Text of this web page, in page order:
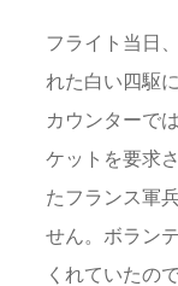
フライト当日
れた白い四駆
カウンターで
ケットを要求
たフランス軍
せん。ボラン
くれていたの